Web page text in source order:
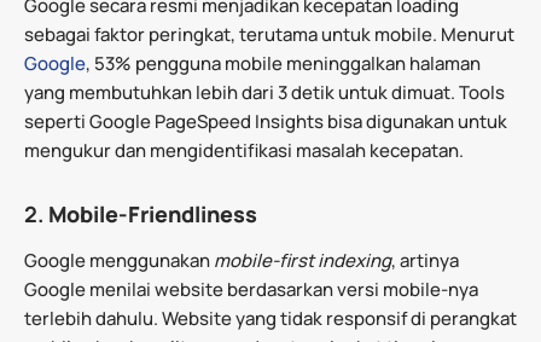
Google secara resmi menjadikan kecepatan loading
sebagai faktor peringkat, terutama untuk mobile. Menurut
Google, 53% pengguna mobile meninggalkan halaman
yang membutuhkan lebih dari 3 detik untuk dimuat. Tools
seperti Google PageSpeed Insights bisa digunakan untuk
mengukur dan mengidentifikasi masalah kecepatan.
2. Mobile-Friendliness
Google menggunakanmobile-first indexing, artinya
Google menilai website berdasarkan versi mobile-nya
terlebih dahulu. Website yang tidak responsif di perangkat